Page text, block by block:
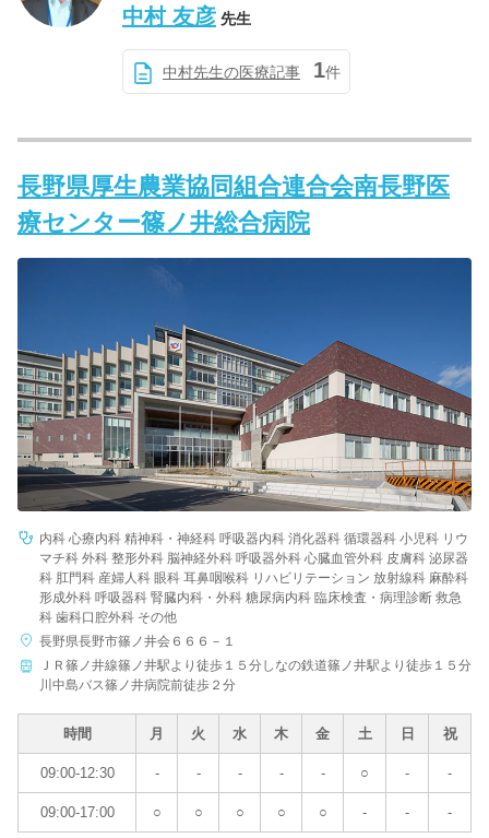
中村 友彦 先生
中村先生の医療記事 1件
長野県厚生農業協同組合連合会南長野医
療センター篠ノ井総合病院
内科 心療内科 精神科・神経科 呼吸器内科 消化器科 循環器科 小児科 リウ
マチ科 外科 整形外科 脳神経外科 呼吸器外科 心臓血管外科 皮膚科 泌尿器
科 肛門科 産婦人科 眼科 耳鼻咽喉科 リハビリテーション 放射線科 麻酔科
形成外科 呼吸器科 腎臓内科・外科 糖尿病内科 臨床検査・病理診断 救急
科 歯科口腔外科 その他
長野県長野市篠ノ井会６６６－１
ＪＲ篠ノ井線篠ノ井駅より徒歩１５分しなの鉄道篠ノ井駅より徒歩１５分
川中島バス篠ノ井病院前徒歩２分
時間 月 火 水 木 金 土 日 祝
09:00-12:30 - - - - - ○ - -
09:00-17:00 ○ ○ ○ ○ ○ - - -